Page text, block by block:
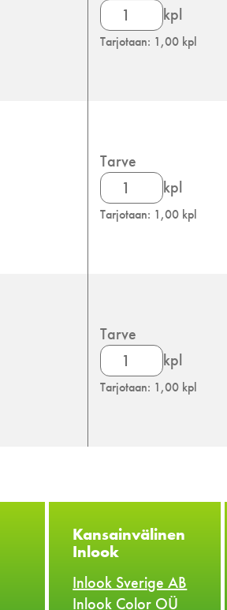
Inlook
Nova
HSS
kpl
Tarjotaan: 1,00 kpl
Tarve
Inlook
Nova
HSS
kpl
Tarjotaan: 1,00 kpl
Tarve
Inlook
Nova
HSS
kpl
Tarjotaan: 1,00 kpl
Kansainvälinen
Inlook
Inlook Sverige AB
Inlook Color OÜ